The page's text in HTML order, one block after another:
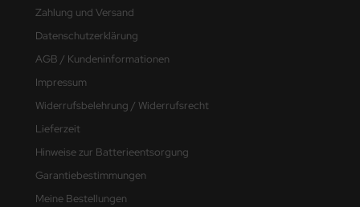
Zahlung und Versand
Datenschutzerklärung
AGB / Kundeninformationen
Impressum
Widerrufsbelehrung / Widerrufsrecht
Lieferzeit
Hinweise zur Batterieentsorgung
Garantiebestimmungen
Meine Bestellungen
CLEAN